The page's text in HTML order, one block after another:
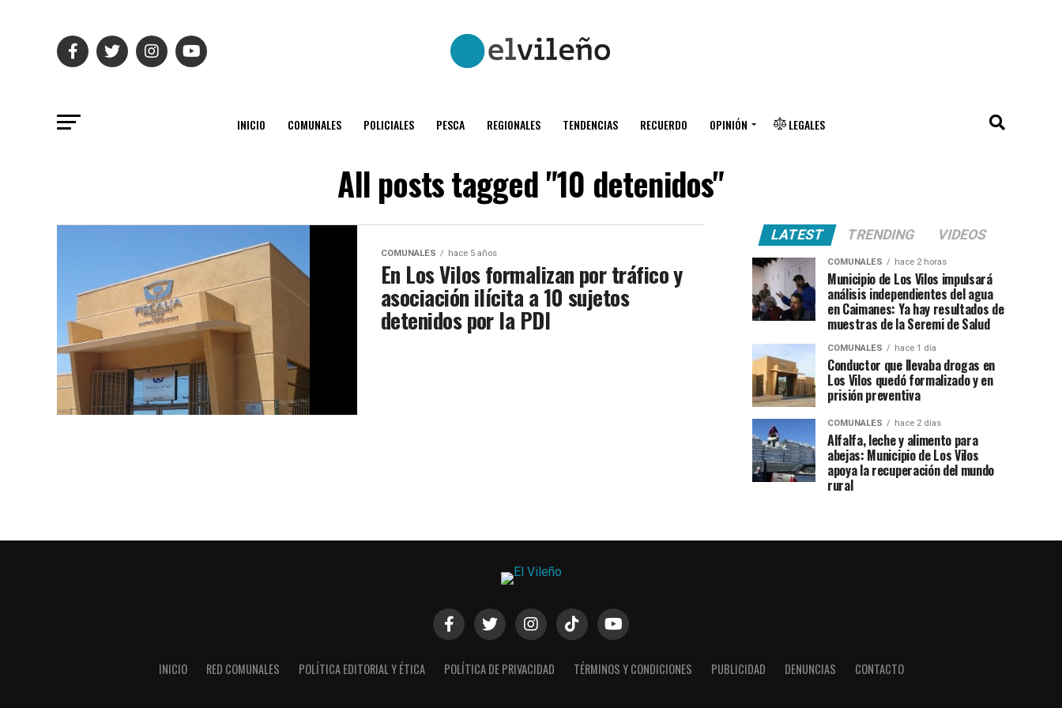
INICIO COMUNALES POLICIALES PESCA REGIONALES TENDENCIAS RECUERDO OPINIÓN LEGALES
All posts tagged "10 detenidos"
COMUNALES hace 5 años
En Los Vilos formalizan por tráfico y
asociación ilícita a 10 sujetos
detenidos por la PDI
LATEST TRENDING VIDEOS
COMUNALES hace 2 horas
Municipio de Los Vilos impulsará
análisis independientes del agua
en Caimanes: Ya hay resultados de
muestras de la Seremi de Salud
COMUNALES hace 1 día
Conductor que llevaba drogas en
Los Vilos quedó formalizado y en
prisión preventiva
COMUNALES hace 2 días
Alfalfa, leche y alimento para
abejas: Municipio de Los Vilos
apoya la recuperación del mundo
rural
INICIO RED COMUNALES POLÍTICA EDITORIAL Y ÉTICA POLÍTICA DE PRIVACIDAD TÉRMINOS Y CONDICIONES PUBLICIDAD DENUNCIAS CONTACTO